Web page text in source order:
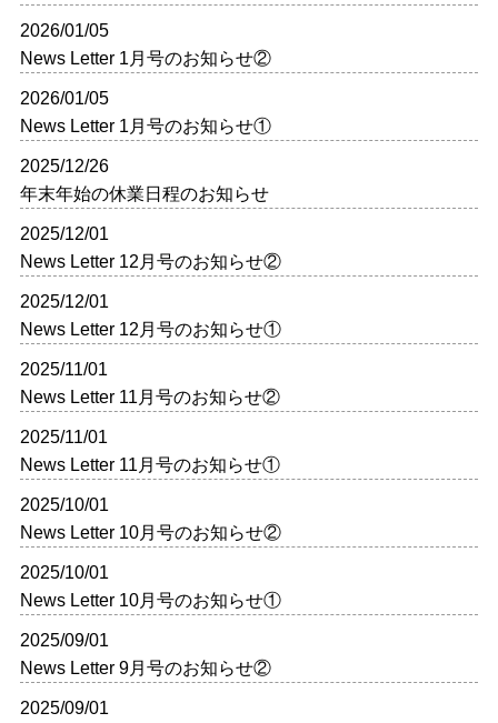
2026/01/05
News Letter 1月号のお知らせ②
2026/01/05
News Letter 1月号のお知らせ①
2025/12/26
年末年始の休業日程のお知らせ
2025/12/01
News Letter 12月号のお知らせ②
2025/12/01
News Letter 12月号のお知らせ①
2025/11/01
News Letter 11月号のお知らせ②
2025/11/01
News Letter 11月号のお知らせ①
2025/10/01
News Letter 10月号のお知らせ②
2025/10/01
News Letter 10月号のお知らせ①
2025/09/01
News Letter 9月号のお知らせ②
2025/09/01